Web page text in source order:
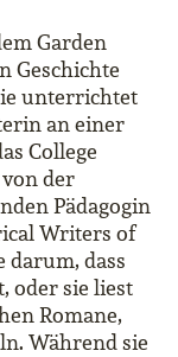
Garden
Geschichte
unterrichtet
an einer
College
der
Pädagogin
Writers of
dass
oder sie liest
Romane,
Während sie